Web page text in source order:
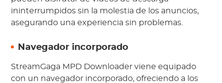
ininterrumpidos sin la molestia de los anuncios,
asegurando una experiencia sin problemas.
Navegador incorporado
StreamGaga MPD Downloader viene equipado
con un navegador incorporado, ofreciendo a los